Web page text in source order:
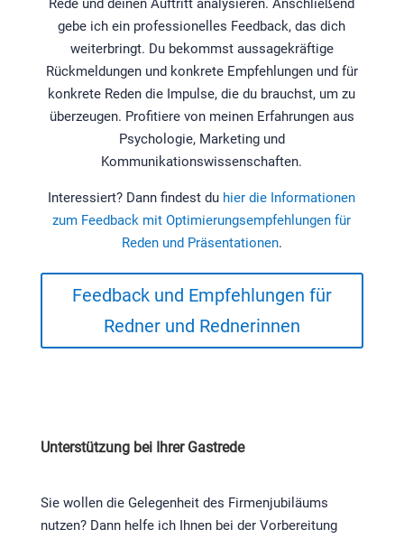
Rede und deinen Auftritt analysieren. Anschließend
gebe ich ein professionelles Feedback, das dich
weiterbringt. Du bekommst aussagekräftige
Rückmeldungen und konkrete Empfehlungen und für
konkrete Reden die Impulse, die du brauchst, um zu
überzeugen. Profitiere von meinen Erfahrungen aus
Psychologie, Marketing und
Kommunikationswissenschaften.
Interessiert? Dann findest du hier die Informationen
zum Feedback mit Optimierungsempfehlungen für
Reden und Präsentationen.
Feedback und Empfehlungen für
Redner und Rednerinnen
Unterstützung bei Ihrer Gastrede
Sie wollen die Gelegenheit des Firmenjubiläums
nutzen? Dann helfe ich Ihnen bei der Vorbereitung